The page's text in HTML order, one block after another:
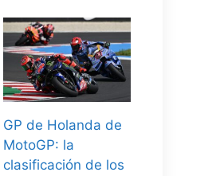
GP de Holanda de
MotoGP: la
clasificación de los